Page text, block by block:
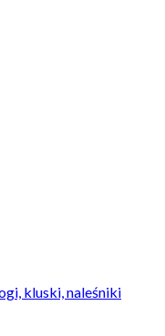
kluski, naleśniki